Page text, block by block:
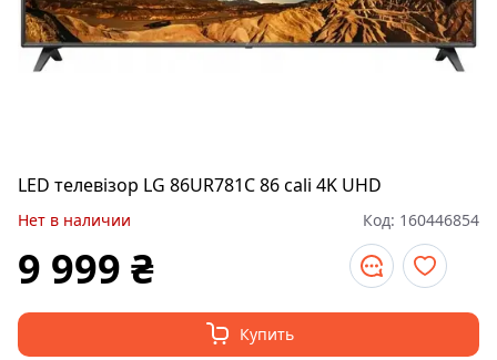
LED телевізор LG 86UR781C 86 cali 4K UHD
Нет в наличии Код: 160446854
9 999 ₴
Купить